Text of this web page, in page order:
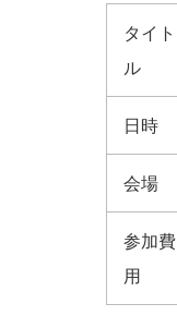
タイト
ル
日時
会場
参加費
用